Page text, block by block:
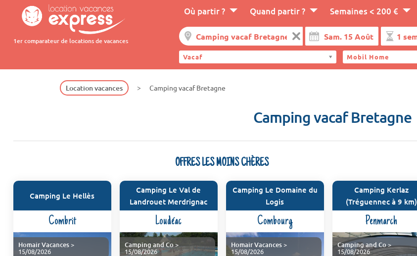
1er comparateur de locations de vacances
Où partir ? Quand partir ? Semaines < 200 €
Vacaf Mobil Home
Location vacances Camping vacaf Bretagne
Camping vacaf Bretagne
OFFRES LES MOINS CHÈRES
Camping Le Hellès
Combrit
Homair Vacances>
15/08/2026
Camping Le Val de
Landrouet Merdrignac
Loudéac
Camping and Co>
15/08/2026
Camping Le Domaine du
Logis
Combourg
Homair Vacances>
15/08/2026
Camping Kerlaz
(Tréguennec à 9 km)
Penmarch
Camping and Co>
15/08/2026